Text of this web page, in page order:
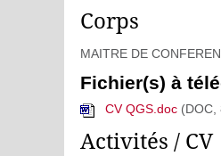
Corps
MAITRE DE
Fichier(s) à
CV QGS.doc (DOC,
Activités / CV